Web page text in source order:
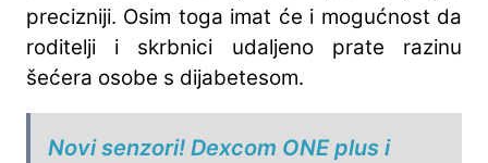
precizniji. Osim toga imat će i mogućnost da
roditelji i skrbnici udaljeno prate razinu
šećera osobe s dijabetesom.
Novi senzori! Dexcom ONE plus i